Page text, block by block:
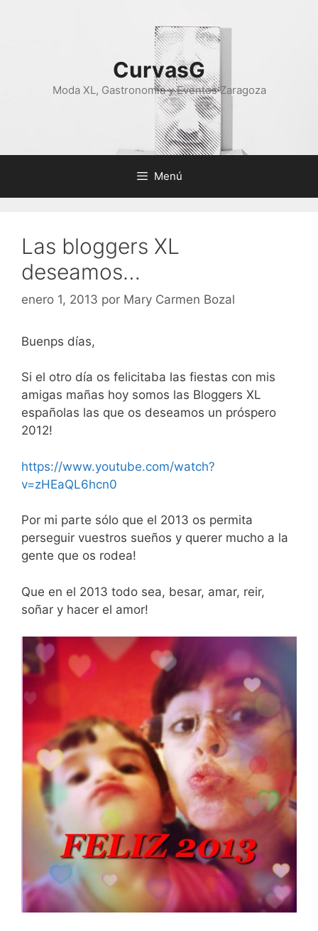
CurvasG
Moda XL, Gastronomía y Eventos Zaragoza
Menú
Las bloggers XL
deseamos…
enero 1, 2013 por Mary Carmen Bozal
Buenps días,
Si el otro día os felicitaba las fiestas con mis
amigas mañas hoy somos las Bloggers XL
españolas las que os deseamos un próspero
2012!
https://www.youtube.com/watch?
v=zHEaQL6hcn0
Por mi parte sólo que el 2013 os permita
perseguir vuestros sueños y querer mucho a la
gente que os rodea!
Que en el 2013 todo sea, besar, amar, reir,
soñar y hacer el amor!